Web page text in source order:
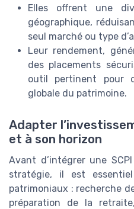
Elles offrent une
géographique,
seul marché ou type
Leur rendement,
des placements
outil pertinent pour
globale du patrimoine.
Adapter
et à son horizon
Avant d’intégrer une
stratégie, il est
patrimoniaux : recherche
préparation de la